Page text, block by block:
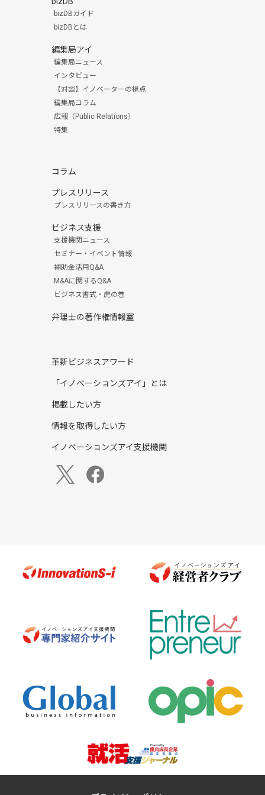
bizDBガイド
bizDBとは
編集局アイ
編集局ニュース
インタビュー
【対談】イノベーターの視点
編集局コラム
広報（Public Relations）
特集
コラム
プレスリリース
プレスリリースの書き方
ビジネス支援
支援機関ニュース
セミナー・イベント情報
補助金活用Q&A
M&Aに関するQ&A
ビジネス書式・虎の巻
弁理士の著作権情報室
革新ビジネスアワード
「イノベーションズアイ」とは
掲載したい方
情報を取得したい方
イノベーションズアイ支援機関